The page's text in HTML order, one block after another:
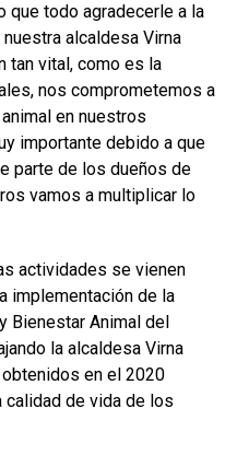
que todo agradecerle a la
alcaldesa Virna
tan vital, como es la
nos comprometemos a
en nuestros
importante debido a que
parte de los dueños de
vamos a multiplicar lo
actividades se vienen
implementación de la
Bienestar Animal del
la alcaldesa Virna
en el 2020
calidad de vida de los